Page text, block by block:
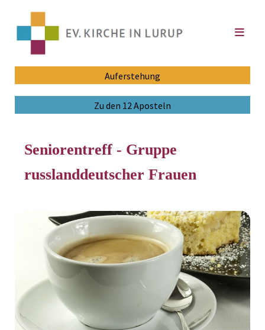
Auferstehung
Zu den 12 Aposteln
Seniorentreff - Gruppe
russlanddeutscher Frauen